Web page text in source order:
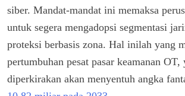
siber. Mandat-mandat ini memaksa
untuk segera mengadopsi segmentasi
proteksi berbasis zona. Hal inilah yang
pertumbuhan pesat pasar keamanan OT,
diperkirakan akan menyentuh angka